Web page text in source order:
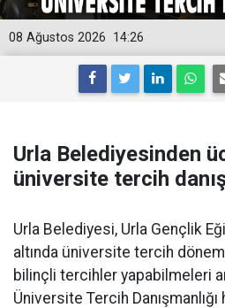
14:26
08 Ağustos 2026
Urla Belediyesinden
üniversite tercih
Urla Belediyesi, Urla Gençlik
altında üniversite tercih
bilinçli tercihler yapabilmeleri
Üniversite Tercih